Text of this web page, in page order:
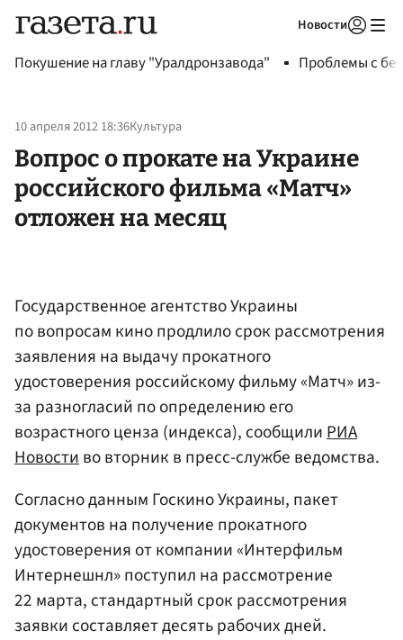
Новости
Покушение на главу "Уралдронзавода" Проблемы с
10 апреля 2012 18:36Культура
Вопрос о прокате на Украине
российского фильма «Матч»
отложен на месяц
Государственное агентство Украины
по вопросам кино продлило срок рассмотрения
заявления на выдачу прокатного
удостоверения российскому фильму «Матч» из-
за разногласий по определению его
возрастного ценза (индекса), сообщилиРИА
Новостиво вторник в пресс-службе ведомства.
Согласно данным Госкино Украины, пакет
документов на получение прокатного
удостоверения от компании «Интерфильм
Интернешнл» поступил на рассмотрение
22 марта, стандартный срок рассмотрения
заявки составляет десять рабочих дней.